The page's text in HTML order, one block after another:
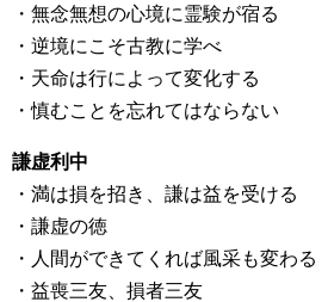
・無念無想の心境に霊験が宿る
・逆境にこそ古教に学べ
・天命は行によって変化する
・慎むことを忘れてはならない
謙虚利中
・満は損を招き、謙は益を受ける
・謙虚の徳
・人間ができてくれば風采も変わる
・益喪三友、損者三友